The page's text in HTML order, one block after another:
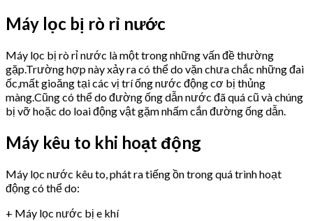
Máy lọc bị rò rỉ nước
Máy lọc bị rò rỉ nước là một trong những vấn đề thường
gặp.Trường hợp này xảy ra có thể do vặn chưa chắc những đai
ốc,mất gioăng tại các vị trí ống nước động cơ bị thủng
màng.Cũng có thể do đường ống dẫn nước đã quá cũ và chúng
bị vỡ hoặc do loai động vật gặm nhấm cắn đường ống dẫn.
Máy kêu to khi hoạt động
Máy lọc nước kêu to, phát ra tiếng ồn trong quá trình hoạt
động có thể do:
+ Máy lọc nước bị e khí